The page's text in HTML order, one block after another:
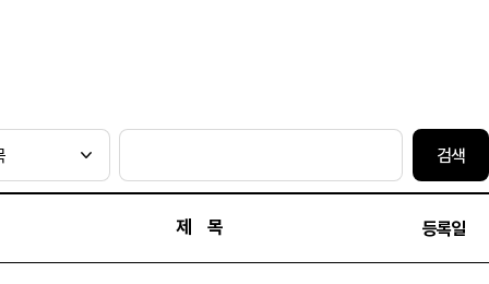
제 목 등록일
검색